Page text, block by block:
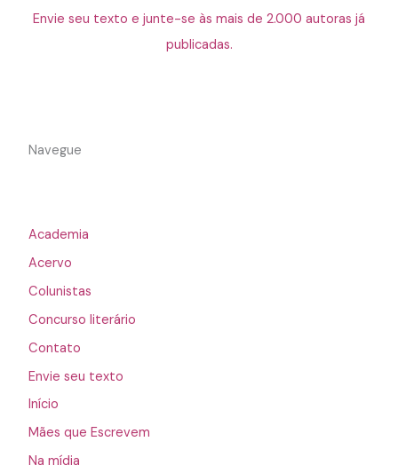
Envie seu texto e junte-se às mais de 2.000 autoras já
publicadas.
Navegue
Academia
Acervo
Colunistas
Concurso literário
Contato
Envie seu texto
Início
Mães que Escrevem
Na mídia